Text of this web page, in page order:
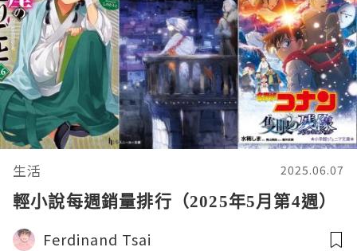
生活 2025.06.07
輕小說每週銷量排行（2025年5月第4週）
Ferdinand Tsai